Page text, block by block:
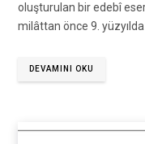
oluşturulan bir edebî
milâttan önce 9.
DEVAMINI OKU